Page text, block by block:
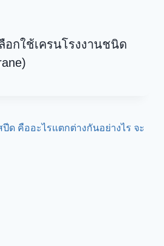
อกใช้เครนโรงงานชนิด